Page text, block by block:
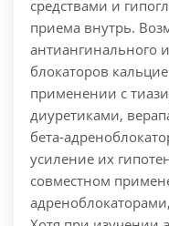
средствами и
приема внутрь.
антиангинального
блокаторов
применении с
диуретиками,
бета-
усиление их
совместном